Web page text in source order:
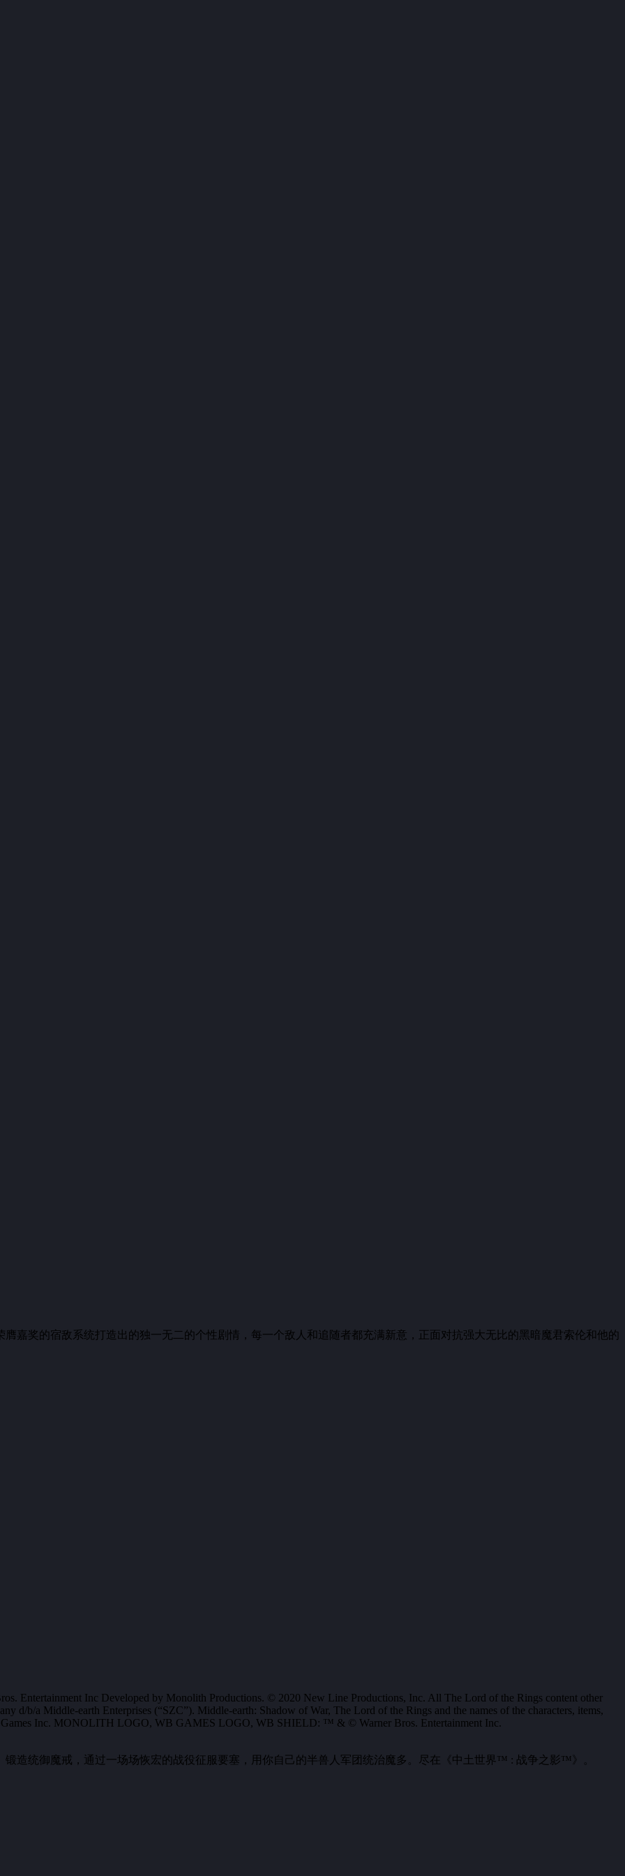
嘉奖的宿敌系统打造出的独一无二的个性剧情，每一个敌人和追随者都充满新意，正面对抗强大无比的黑暗魔君索伦和他的
Entertainment Inc Developed by Monolith Productions. © 2020 New Line Productions, Inc. All The Lord of the Rings content other
d/b/a Middle-earth Enterprises (“SZC”). Middle-earth: Shadow of War, The Lord of the Rings and the names of the characters, items,
Games Inc. MONOLITH LOGO, WB GAMES LOGO, WB SHIELD: ™ & © Warner Bros. Entertainment Inc.
造统御魔戒，通过一场场恢宏的战役征服要塞，用你自己的半兽人军团统治魔多。尽在《中土世界™ : 战争之影™》。